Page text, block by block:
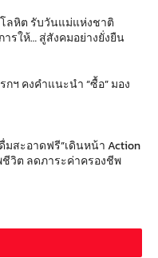
ลหิต รับวันแม่แห่งชาติ
รให้… สู่สังคมอย่างยั่งยืน
กฯ คงคำแนะนำ “ซื้อ” มอง
มสะอาดฟรี”เดินหน้า Action
วิต ลดภาระค่าครองชีพ